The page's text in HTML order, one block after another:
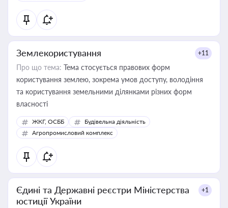
Землекористування +11
Про що тема: Тема стосується правових форм
користування землею, зокрема умов доступу, володіння
та користування земельними ділянками різних форм
власності
ЖКГ, ОСББ
Будівельна діяльність
Агропромисловий комплекс
Єдині та Державні реєстри Міністерства
юстиції України
+1